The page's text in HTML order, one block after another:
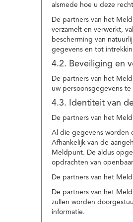
alsmede hoe u deze
De partners van het
verzamelt en verwerkt,
bescherming van
gegevens en tot
4.2. Beveiliging en
De partners van het
uw persoonsgegevens te
4.3. Identiteit van
De partners van het
Al die gegevens worden
Afhankelijk van de
Meldpunt. De aldus
opdrachten van
De partners van het
De partners van het
zullen worden
informatie.